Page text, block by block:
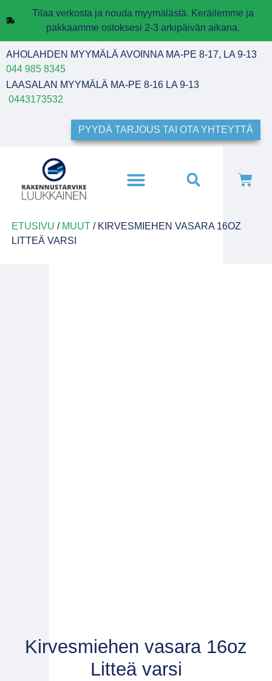
Tilaa verkosta ja nouda myymälästä. Keräilemme ja
pakkaamme ostoksesi 2-3 arkipäivän aikana.
AHOLAHDEN MYYMÄLÄ AVOINNA MA-PE 8-17, LA 9-13
044 985 8345
LAASALAN MYYMÄLÄ MA-PE 8-16 LA 9-13
0443173532
PYYDÄ TARJOUS TAI OTA YHTEYTTÄ
ETUSIVU / MUUT/ KIRVESMIEHEN VASARA 16OZ
LITTEÄ VARSI
Kirvesmiehen vasara 16oz
Litteä varsi